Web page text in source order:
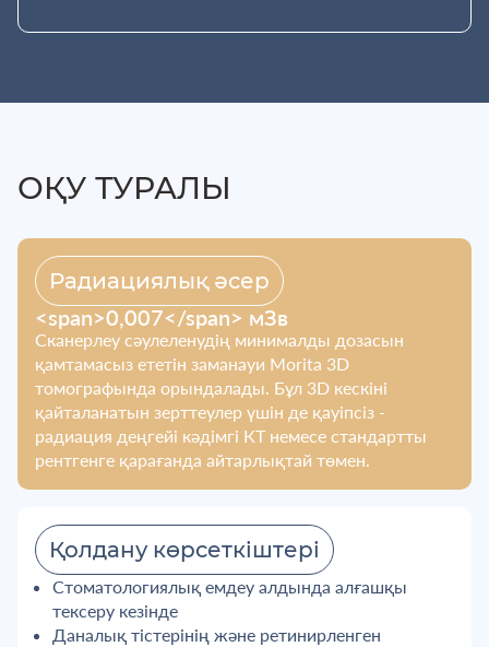
ОҚУ ТУРАЛЫ
Радиациялық әсер
<span>0,007</span> мЗв
Сканерлеу сәулеленудің минималды дозасын
қамтамасыз ететін заманауи Morita 3D
томографында орындалады. Бұл 3D кескіні
қайталанатын зерттеулер үшін де қауіпсіз -
радиация деңгейі кәдімгі КТ немесе стандартты
рентгенге қарағанда айтарлықтай төмен.
Қолдану көрсеткіштері
Стоматологиялық емдеу алдында алғашқы
тексеру кезінде
Даналық тістерінің және ретинирленген